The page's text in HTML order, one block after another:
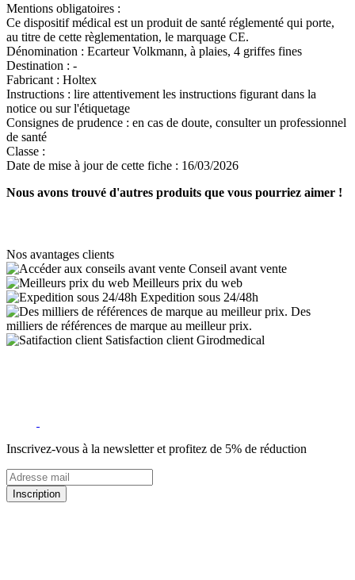
Mentions obligatoires :
Ce dispositif médical est un produit de santé réglementé qui porte,
au titre de cette règlementation, le marquage CE.
Dénomination : Ecarteur Volkmann, à plaies, 4 griffes fines
Destination : -
Fabricant : Holtex
Instructions : lire attentivement les instructions figurant dans la
notice ou sur l'étiquetage
Consignes de prudence : en cas de doute, consulter un professionnel
de santé
Classe :
Date de mise à jour de cette fiche : 16/03/2026
Nous avons trouvé d'autres produits que vous pourriez aimer !
Nos avantages clients
Conseil avant vente
Meilleurs prix du web
Expedition sous 24/48h
Des
milliers de références de marque au meilleur prix.
Satisfaction client Girodmedical
Inscrivez-vous à la newsletter et profitez de 5% de réduction
Inscription